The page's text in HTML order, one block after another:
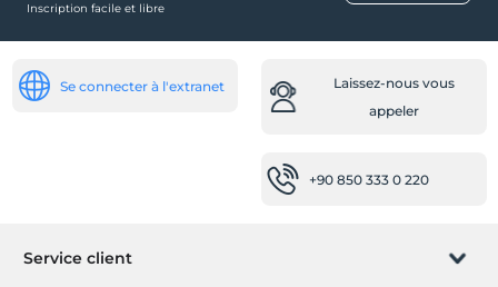
Inscription facile et libre
Se connecter à l'extranet
Laissez-nous vous
appeler
+90 850 333 0 220
Service client